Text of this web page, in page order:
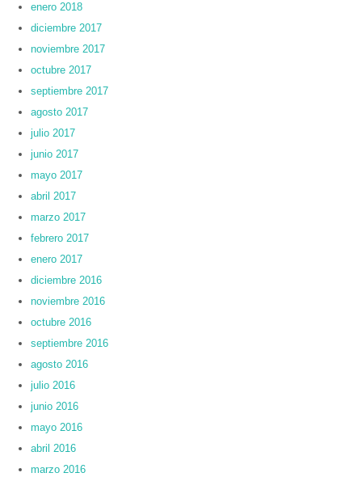
enero 2018
diciembre 2017
noviembre 2017
octubre 2017
septiembre 2017
agosto 2017
julio 2017
junio 2017
mayo 2017
abril 2017
marzo 2017
febrero 2017
enero 2017
diciembre 2016
noviembre 2016
octubre 2016
septiembre 2016
agosto 2016
julio 2016
junio 2016
mayo 2016
abril 2016
marzo 2016